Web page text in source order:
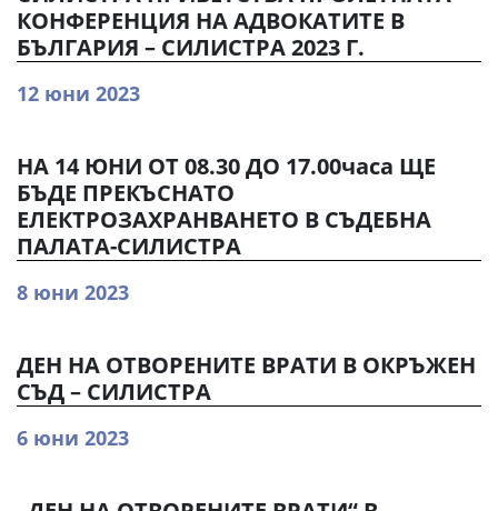
КОНФЕРЕНЦИЯ НА АДВОКАТИТЕ В
БЪЛГАРИЯ – СИЛИСТРА 2023 Г.
12 юни 2023
НА 14 ЮНИ ОТ 08.30 ДО 17.00часа ЩЕ
БЪДЕ ПРЕКЪСНАТО
ЕЛЕКТРОЗАХРАНВАНЕТО В СЪДЕБНА
ПАЛАТА-СИЛИСТРА
8 юни 2023
ДЕН НА ОТВОРЕНИТЕ ВРАТИ В ОКРЪЖЕН
СЪД – СИЛИСТРА
6 юни 2023